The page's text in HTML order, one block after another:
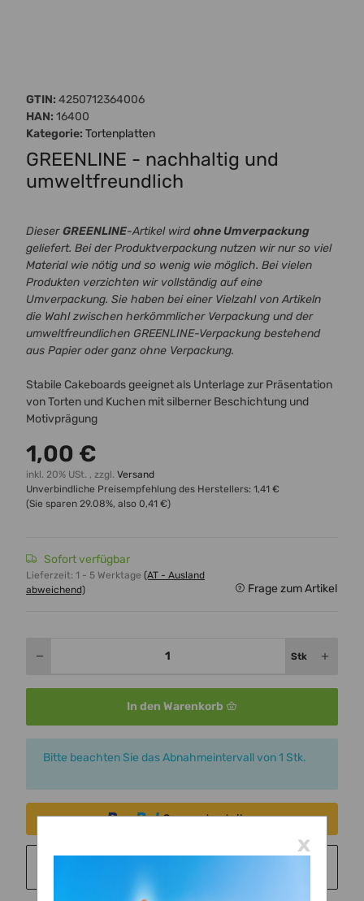
GTIN: 4250712364006
HAN: 16400
Kategorie: Tortenplatten
GREENLINE - nachhaltig und
umweltfreundlich
DieserGREENLINE-Artikel wirdohne Umverpackung
geliefert. Bei der Produktverpackung nutzen wir nur so viel
Material wie nötig und so wenig wie möglich. Bei vielen
Produkten verzichten wir vollständig auf eine
Umverpackung. Sie haben bei einer Vielzahl von Artikeln
die Wahl zwischen herkömmlicher Verpackung und der
umweltfreundlichen GREENLINE-Verpackung bestehend
aus Papier oder ganz ohne Verpackung.
Stabile Cakeboards geeignet als Unterlage zur Präsentation
von Torten und Kuchen mit silberner Beschichtung und
Motivprägung
1,00 €
inkl. 20% USt. , zzgl. Versand
Unverbindliche Preisempfehlung des Herstellers: 1,41 €
(Sie sparen 29.08%, also 0,41 €)
Sofort verfügbar
Lieferzeit: 1 - 5 Werktage (AT - Ausland
abweichend)
Frage zum Artikel
Stk
In den Warenkorb
x
Bitte beachten Sie das Abnahmeintervall von 1 Stk.
Consent erteilen
Sie möchten in monatlichen Raten zahlen?Weitere
x